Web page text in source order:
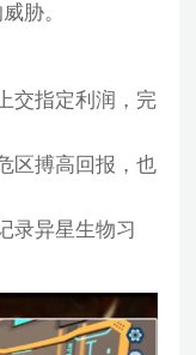
胁。
交指定利润，完
区搏高回报，也
录异星生物习